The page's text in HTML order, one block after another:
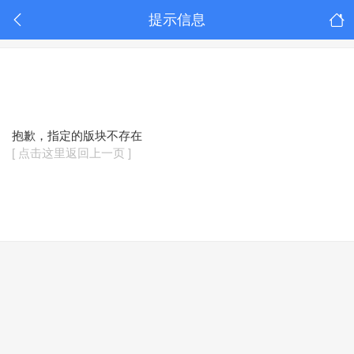
提示信息
抱歉，指定的版块不存在
[ 点击这里返回上一页 ]